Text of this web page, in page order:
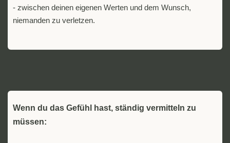
- zwischen deinen eigenen Werten und dem Wunsch,
niemanden zu verletzen.
Wenn du das Gefühl hast, ständig vermitteln zu
müssen: